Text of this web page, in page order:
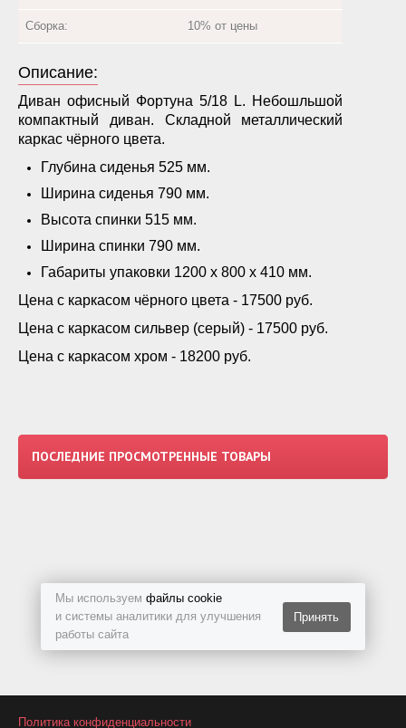
Мы используем файлы cookie
и системы аналитики для улучшения
работы сайта
Принять
Сборка: 10% от цены
Описание:
Диван офисный Фортуна 5/18 L. Небошльшой
компактный диван. Складной металлический
каркас чёрного цвета.
Глубина сиденья 525 мм.
Ширина сиденья 790 мм.
Высота спинки 515 мм.
Ширина спинки 790 мм.
Габариты упаковки 1200 х 800 х 410 мм.
Цена с каркасом чёрного цвета - 17500 руб.
Цена с каркасом сильвер (серый) - 17500 руб.
Цена с каркасом хром - 18200 руб.
ПОСЛЕДНИЕ ПРОСМОТРЕННЫЕ ТОВАРЫ
Политика конфиденциальности